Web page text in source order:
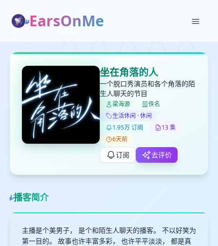
EarsOnMe
坐在角落的人
一个脱口秀演员和各个角落的陌
生人聊天的节目
梁海源
佚名
生活休闲 · 休闲
1.95万 订阅
13 集
6天前
订阅 去评价
播客简介
主播是个美男子， 是个和陌生人聊天的播客。 不以好笑为
第一目的。 故事也许丰富多彩， 也许平平淡淡， 都是真
打分
键盘下留人
最长200字
删除确认
取消
加入播单